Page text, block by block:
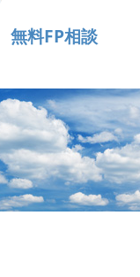
無料FP相談